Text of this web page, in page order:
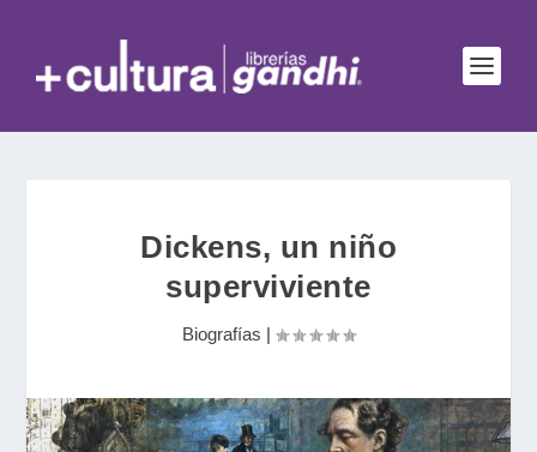
Dickens, un niño
superviviente
Biografías |